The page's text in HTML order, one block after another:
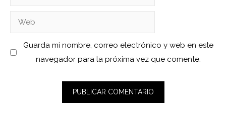
Guarda mi nombre, correo electrónico y web en este
navegador para la próxima vez que comente.